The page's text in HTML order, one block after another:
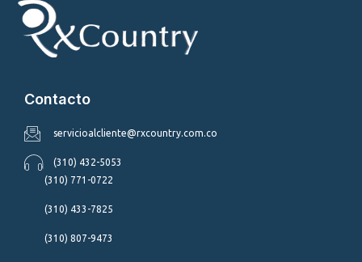
Contacto
servicioalcliente@rxcountry.com.co
(310) 432-5053
(310) 771-0722
(310) 433-7825
(310) 807-9473